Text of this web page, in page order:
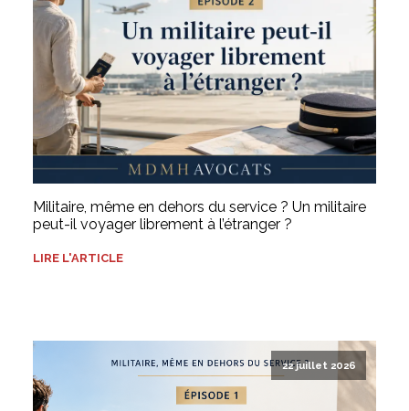
Militaire, même en dehors du service ? Un militaire
peut-il voyager librement à l’étranger ?
LIRE L'ARTICLE
22 juillet 2026